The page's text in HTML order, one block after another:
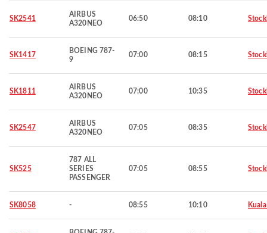
SK2541
AIRBUS
A320NEO
06:50 08:10
SK1417
BOEING 787-
9
07:00 08:15
SK1811
AIRBUS
A320NEO
07:00 10:35
SK2547
AIRBUS
A320NEO
07:05 08:35
SK525
787 ALL
SERIES
PASSENGER
07:05 08:55
SK8058 - 08:55 10:10